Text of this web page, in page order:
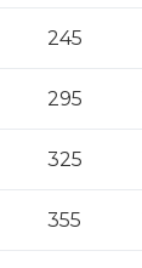
245
295
325
355